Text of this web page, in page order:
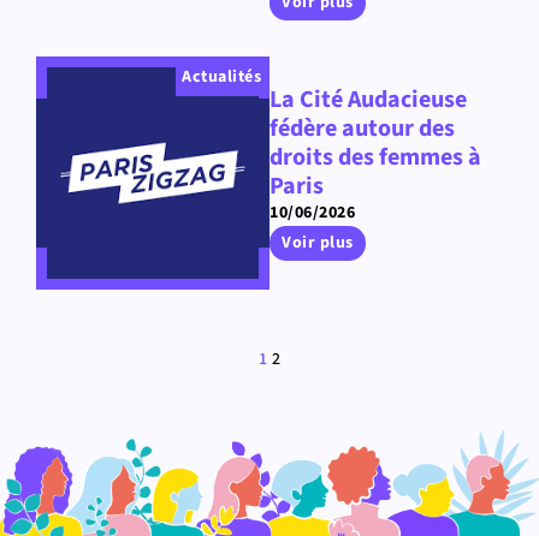
Actualités
La Cité Audacieuse
fédère autour des
droits des femmes à
Paris
10/06/2026
Voir plus
1 2